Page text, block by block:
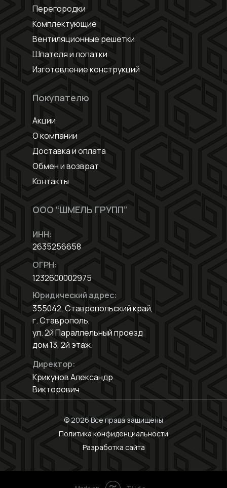
Перегородки
Комплектующие
Вентиляционные решетки
Шпателя и лопатки
Покупателю
Акции
О компании
Доставка и оплата
Обмен и возврат
Контакты
ООО “ШМЕЛЬ ГРУПП”
2635256658
ИНН:
1232600002975
ОГРН:
Юридический адрес:
355042, Ставропольский край,
г. Ставрополь,
ул. 2й Параллельный проезд
дом 13, 2й этаж.
Директор:
Крикунов Александр
Викторович
© 2026 Все права защищены
Политика конфиденциальности
Разработка сайта
Изготовление конструкций